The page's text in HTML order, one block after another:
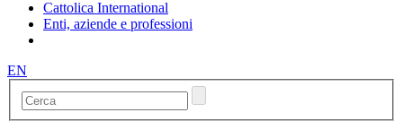
Cattolica International
Enti, aziende e professioni
EN